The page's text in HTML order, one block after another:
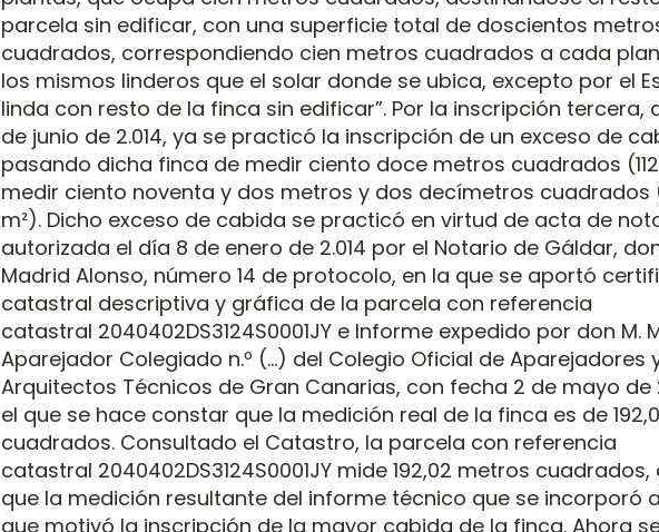
parcela sin edificar, con una superficie total de doscientos
cuadrados, correspondiendo cien metros cuadrados a cada
los mismos linderos que el solar donde se ubica, excepto por el
linda con resto de la finca sin edificar”. Por la inscripción tercera,
de junio de 2.014, ya se practicó la inscripción de un exceso de
pasando dicha finca de medir ciento doce metros cuadrados
medir ciento noventa y dos metros y dos decímetros cuadrados
m²). Dicho exceso de cabida se practicó en virtud de acta de
autorizada el día 8 de enero de 2.014 por el Notario de Gáldar,
Madrid Alonso, número 14 de protocolo, en la que se aportó
catastral descriptiva y gráfica de la parcela con referencia
catastral 2040402DS3124S0001JY e Informe expedido por don M.
Aparejador Colegiado n.º (…) del Colegio Oficial de Aparejadores
Arquitectos Técnicos de Gran Canarias, con fecha 2 de mayo de
el que se hace constar que la medición real de la finca es de
cuadrados. Consultado el Catastro, la parcela con referencia
catastral 2040402DS3124S0001JY mide 192,02 metros cuadrados,
que la medición resultante del informe técnico que se incorporó
que motivó la inscripción de la mayor cabida de la finca. Ahora